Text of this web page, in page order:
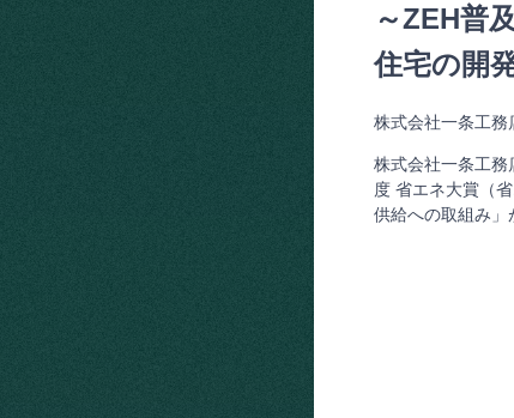
～ZEH普
住宅の開
株式会社一条工務
株式会社一条工
度 省エネ大賞（
供給への取組み」